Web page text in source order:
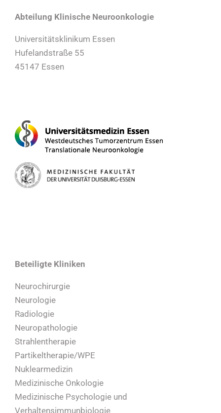
Abteilung Klinische Neuroonkologie
Universitätsklinikum Essen
Hufelandstraße 55
45147 Essen
Beteiligte Kliniken
Neurochirurgie
Neurologie
Radiologie
Neuropathologie
Strahlentherapie
Partikeltherapie/WPE
Nuklearmedizin
Medizinische Onkologie
Medizinische Psychologie und
Verhaltensimmunbiologie